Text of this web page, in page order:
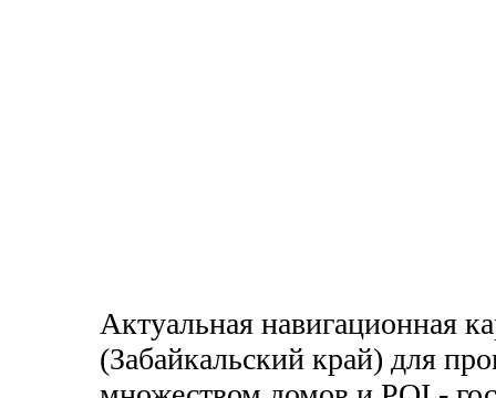
Актуальная навигационная
(Забайкальский край) для